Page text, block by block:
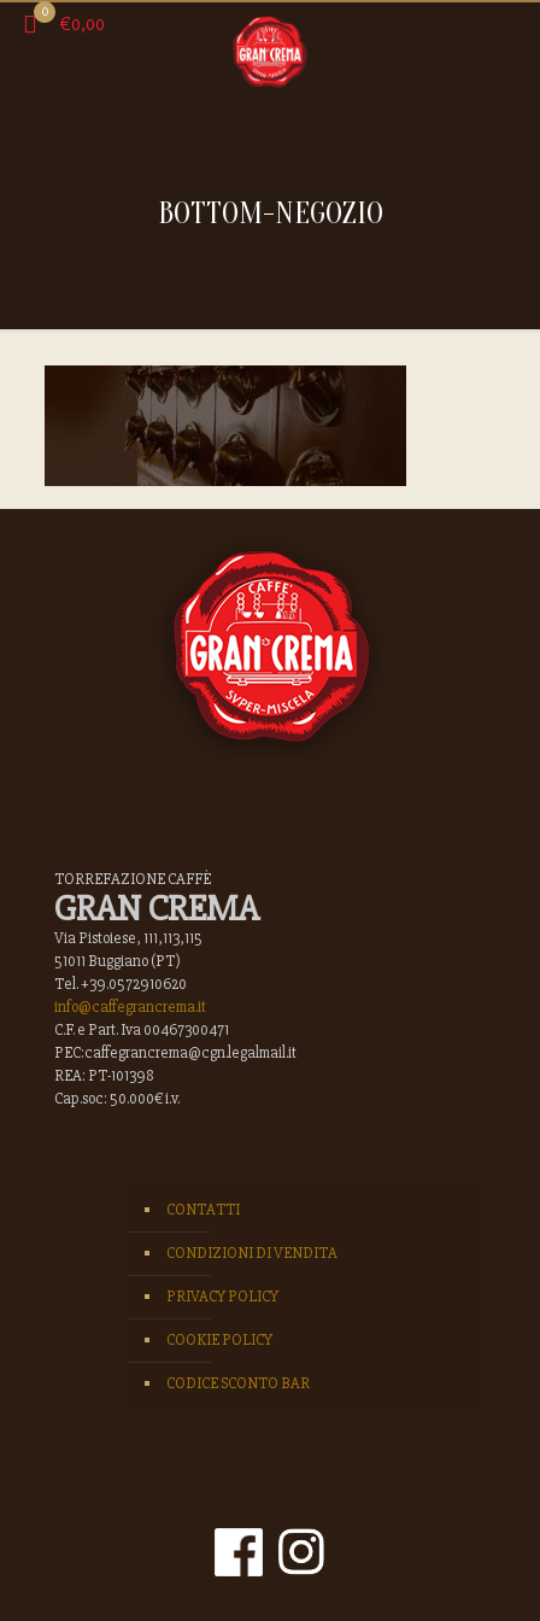
0 €0,00
BOTTOM-NEGOZIO
TORREFAZIONE CAFFÈ
GRAN CREMA
Via Pistoiese, 111,113,115
51011 Buggiano (PT)
Tel. +39.0572910620
info@caffegrancrema.it
C.F. e Part. Iva 00467300471
PEC:caffegrancrema@cgn.legalmail.it
REA: PT-101398
Cap.soc: 50.000€ i.v.
CONTATTI
CONDIZIONI DI VENDITA
PRIVACY POLICY
COOKIE POLICY
CODICE SCONTO BAR